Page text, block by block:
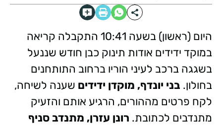
היום (ראשון) בשעה 10:41 התקבלה קריאה
במוקד ידידים אודות תינוק כבן חודש שננעל
בשגגה ברכב לעיני הוריו ברחוב התותחנים
בחולון. בני יונדף, מוקדן ידידים שענה לשיחה,
לקח פרטים מההורים, הרגיע אותם והזעיק
מתנדבים לכתובת. רונן עזרן, מתנדב סניף